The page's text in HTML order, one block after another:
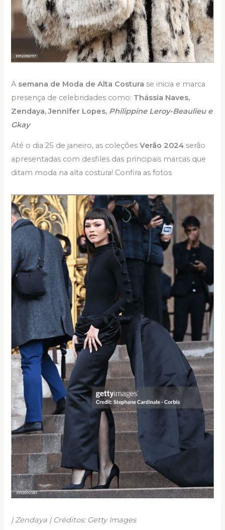
A semana de Moda de Alta Costura se inicia e marca
presença de celebridades como: Thássia Naves,
Zendaya, Jennifer Lopes, Philippine Leroy-Beaulieu e
Gkay
Até o dia 25 de janeiro, as coleçõesVerão 2024 serão
apresentadas com desfiles das principais marcas que
ditam moda na alta costura! Confira as fotos
| Zendaya | Créditos: Getty Images